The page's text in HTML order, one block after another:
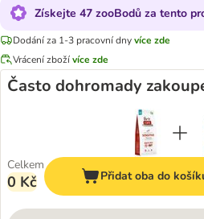
Získejte 47 zooBodů za tento
Dodání za 1-3 pracovní dnyvíce zde
Vrácení zbožívíce zde
Často dohromady
Celkem
0 Kč Přidat oba do